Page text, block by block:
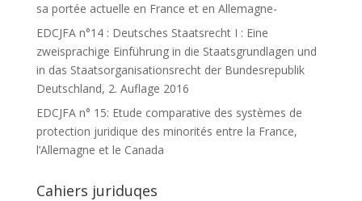
sa portée actuelle en France et en Allemagne-
EDCJFA n°14 : Deutsches Staatsrecht I : Eine
zweisprachige Einführung in die Staatsgrundlagen und
in das Staatsorganisationsrecht der Bundesrepublik
Deutschland, 2. Auflage 2016
EDCJFA n° 15: Etude comparative des systèmes de
protection juridique des minorités entre la France,
l’Allemagne et le Canada
Cahiers juriduqes